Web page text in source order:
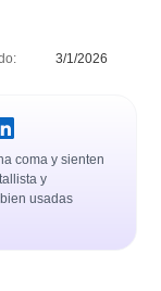
3/1/2026
coma y sienten
y
usadas